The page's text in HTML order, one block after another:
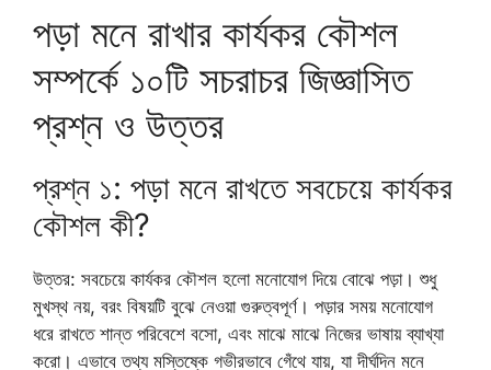
পড়া মনে রাখার কার্যকর কৌশল
সম্পর্কে ১০টি সচরাচর জিজ্ঞাসিত
প্রশ্ন ও উত্তর
প্রশ্ন ১: পড়া মনে রাখতে সবচেয়ে কার্যকর
কৌশল কী?
উত্তর: সবচেয়ে কার্যকর কৌশল হলো মনোযোগ দিয়ে বোঝে পড়া। শুধু
মুখস্থ নয়, বরং বিষয়টি বুঝে নেওয়া গুরুত্বপূর্ণ। পড়ার সময় মনোযোগ
ধরে রাখতে শান্ত পরিবেশে বসো, এবং মাঝে মাঝে নিজের ভাষায় ব্যাখ্যা
করো। এভাবে তথ্য মস্তিষ্কে গভীরভাবে গেঁথে যায়, যা দীর্ঘদিন মনে